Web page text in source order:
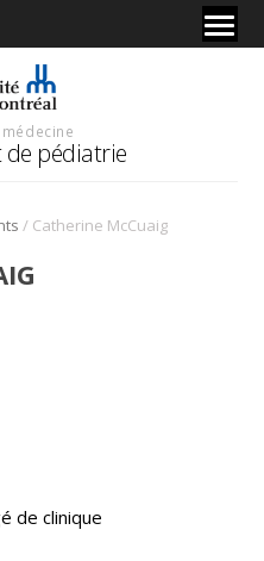
pédiatrie
/ Catherine McCuaig
de clinique